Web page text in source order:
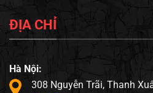
ĐỊA CHỈ
Hà Nội:
308 Nguyễn Trãi, Thanh